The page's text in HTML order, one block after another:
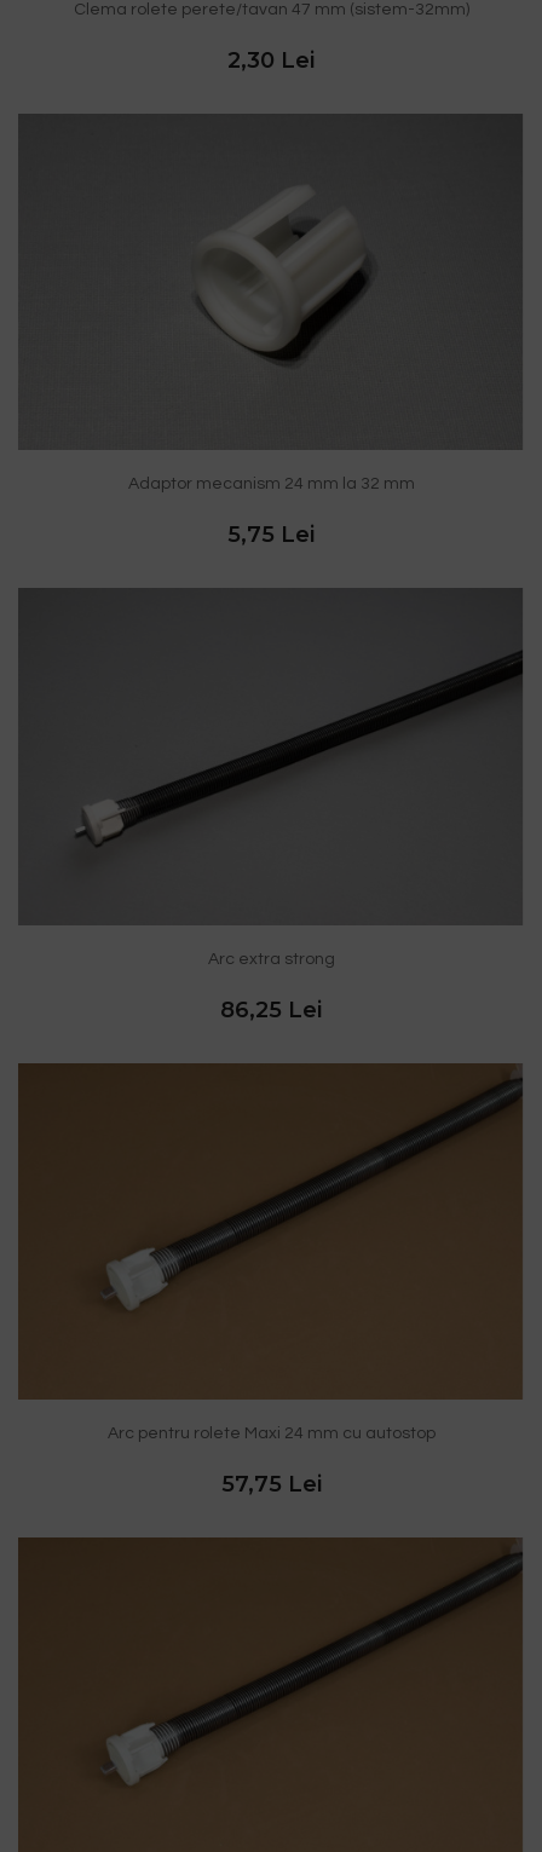
Clema rolete perete/tavan 47 mm (sistem-32mm)
2,30 Lei
Adaptor mecanism 24 mm la 32 mm
5,75 Lei
Arc extra strong
86,25 Lei
Arc pentru rolete Maxi 24 mm cu autostop
57,75 Lei